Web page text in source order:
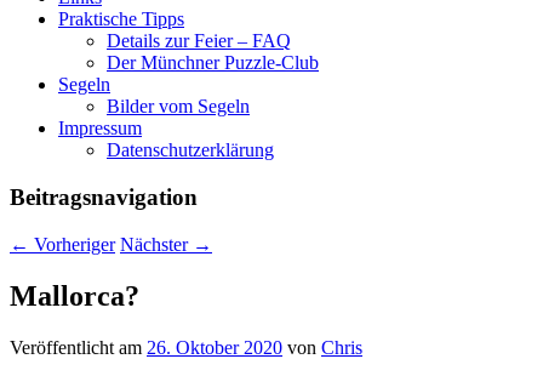
Praktische Tipps
Details zur Feier – FAQ
Der Münchner Puzzle-Club
Segeln
Bilder vom Segeln
Impressum
Datenschutz­erklärung
Beitragsnavigation
← Vorheriger Nächster →
Mallorca?
Veröffentlicht am 26. Oktober 2020 von Chris